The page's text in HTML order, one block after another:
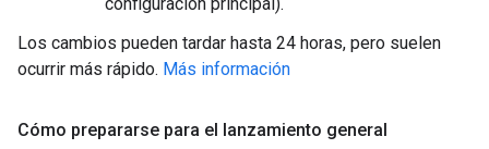
Los cambios pueden tardar hasta 24 horas, pero suelen
ocurrir más rápido. Más información
Cómo prepararse para el lanzamiento general